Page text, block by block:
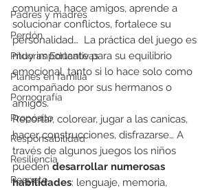
Padres y madres
Perdón
Píldoras Educativas
Planes en familia
Pornografía
Propósito
Responsabilidad
Resiliencia
Respeto
comunica, hace amigos, aprende a
solucionar conflictos, fortalece su
personalidad…  La práctica del juego es
muy importante para su equilibrio
emocional, tanto si lo hace solo como
acompañado por sus hermanos o
amigos.
Recortar, colorear, jugar a las canicas,
hacer construcciones, disfrazarse… A
través de algunos juegos los niños
pueden desarrollar numerosas
habilidades: lenguaje, memoria,